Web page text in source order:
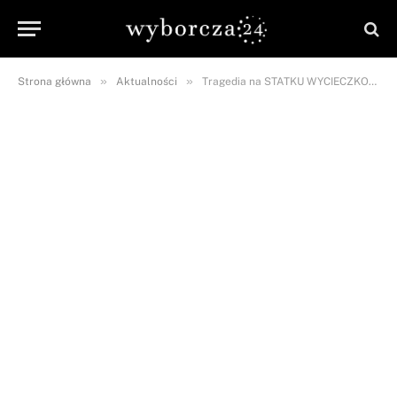
Strona główna » Aktualności » Tragedia na STATKU WYCIECZKOWYM. Zaraz po wejściu na pokład, chłopiec…